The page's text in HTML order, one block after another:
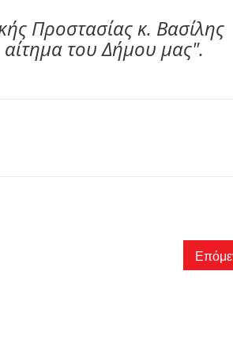
Προστασίας κ. Βασίλης
του Δήμου μας".